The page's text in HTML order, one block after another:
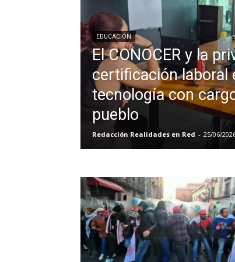
EDUCACIÓN
El CONOCER y la
certificación laboral
tecnología con
pueblo
Redacción Realidades en Red - 25/06/